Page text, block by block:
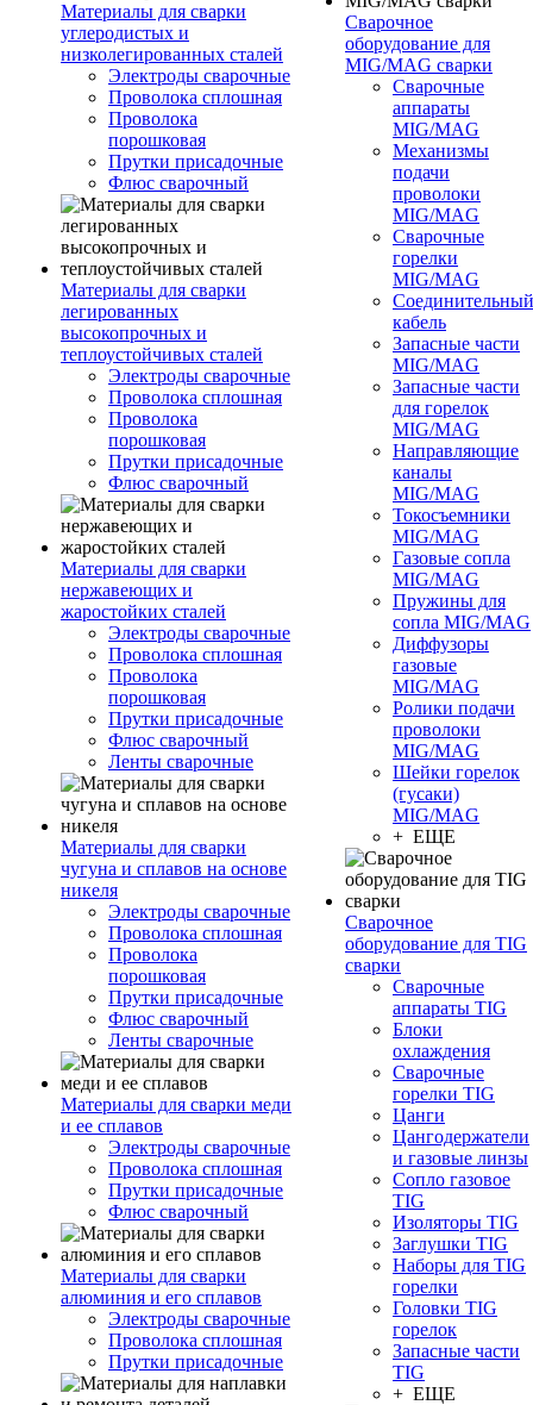
Материалы для сварки
углеродистых и
низколегированных сталей
Электроды сварочные
Проволока сплошная
Проволока
порошковая
Прутки присадочные
Флюс сварочный
Материалы для сварки
легированных
высокопрочных и
теплоустойчивых сталей
Электроды сварочные
Проволока сплошная
Проволока
порошковая
Прутки присадочные
Флюс сварочный
Материалы для сварки
нержавеющих и
жаростойких сталей
Электроды сварочные
Проволока сплошная
Проволока
порошковая
Прутки присадочные
Флюс сварочный
Ленты сварочные
Материалы для сварки
чугуна и сплавов на основе
никеля
Электроды сварочные
Проволока сплошная
Проволока
порошковая
Прутки присадочные
Флюс сварочный
Ленты сварочные
Материалы для сварки меди
и ее сплавов
Электроды сварочные
Проволока сплошная
Прутки присадочные
Флюс сварочный
Материалы для сварки
алюминия и его сплавов
Электроды сварочные
Проволока сплошная
Прутки присадочные
Сварочное
оборудование для
MIG/MAG сварки
Сварочные
аппараты
MIG/MAG
Механизмы
подачи
проволоки
MIG/MAG
Сварочные
горелки
MIG/MAG
Соединительный
кабель
Запасные части
MIG/MAG
Запасные части
для горелок
MIG/MAG
Направляющие
каналы
MIG/MAG
Токосъемники
MIG/MAG
Газовые сопла
MIG/MAG
Пружины для
сопла MIG/MAG
Диффузоры
газовые
MIG/MAG
Ролики подачи
проволоки
MIG/MAG
Шейки горелок
(гусаки)
MIG/MAG
+ ЕЩЕ
Сварочное
оборудование для TIG
сварки
Сварочные
аппараты TIG
Блоки
охлаждения
Сварочные
горелки TIG
Цанги
Цангодержатели
и газовые линзы
Сопло газовое
TIG
Изоляторы TIG
Заглушки TIG
Наборы для TIG
горелки
Головки TIG
горелок
Запасные части
TIG
+ ЕЩЕ